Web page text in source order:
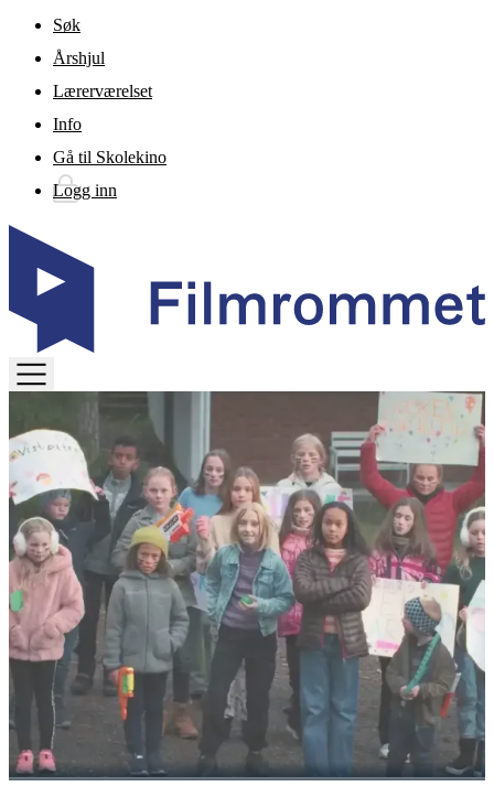
Gå til hovedinnhold
Søk
Årshjul
Lærerværelset
Info
Gå til Skolekino
Logg inn